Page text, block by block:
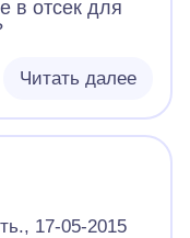
в отсек для
Читать далее
17-05-2015